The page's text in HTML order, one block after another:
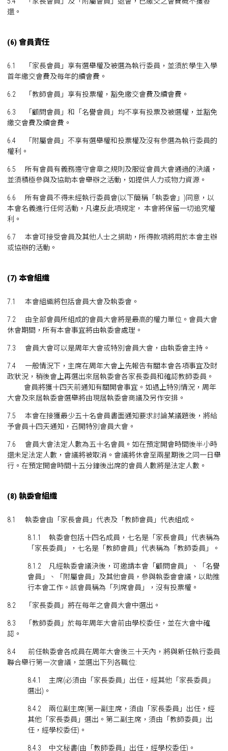
還。
(6) 會員責任
6.1 「家長會員」享有選舉權及被選為執行委員，並須於學生入學
首年繳交會費及每年的續會費。
6.2 「教師會員」享有投票權，豁免繳交會費及續會費。
6.3 「顧問會員」和「名譽會員」均不享有投票及被選權，並豁免
繳交會費及續會費。
6.4 「附屬會員」不享有選舉權和投票權及沒有參選為執行委員的
權利。
6.5 所有會員有義務遵守會章之規則及服從會員大會通過的決議，
並須積極參與及協助本會舉辦之活動，如提供人力或物力資源。
6.6 所有會員不得未經執行委員會(以下簡稱「執委會」)同意，以
本會名義進行任何活動，凡違反此項規定， 本會將保留一切追究權
利。
6.7 本會可接受會員及其他人士之捐助，所得款項將用於本會主辦
或協辦的活動。
(7) 本會組織
7.1 本會組織將包括會員大會及執委會。
7.2 由全部會員所組成的會員大會將是最高的權力單位。會員大會
休會期間，所有本會事宜將由執委會處理。
7.3 會員大會可以是周年大會或特別會員大會，由執委會主持。
7.4 一般情況下，主席在周年大會上先報告有關本會各項事宜及財
政狀況，稍後會上再選出來屆執委會各家長委員和確認教師委員。
會員將獲十四天前通知有關開會事宜。如遇上特別情況，周年
大會及來屆執委會選舉將由現屆執委會商議及另作安排。
7.5 本會在接獲最少五十名會員書面通知要求討論某議題後，將給
予會員十四天通知，召開特別會員大會。
7.6 會員大會法定人數為五十名會員。如在預定開會時間後半小時
還未足法定人數，會議將被取消。會議將休會至兩星期後之同一日舉
行。在預定開會時間十五分鐘後出席的會員人數將是法定人數。
(8) 執委會組織
8.1 執委會由「家長會員」代表及「教師會員」代表組成。
8.1.1 執委會包括十四名成員，七名是「家長會員」代表稱為
「家長委員」，七名是「教師會員」代表稱為「教師委員」。
8.1.2 凡經執委會議決後，可邀請本會「顧問會員」、「名譽
會員」、「附屬會員」及其他會員，參與執委會會議，以助推
行本會工作。該會員稱為「列席會員」，沒有投票權。
8.2 「家長委員」將在每年之會員大會中選出。
8.3 「教師委員」於每年周年大會前由學校委任，並在大會中確
認。
8.4 前任執委會各成員在周年大會後三十天內，將與新任執行委員
聯合舉行第一次會議，並選出下列各職位:
8.4.1 主席(必須由「家長委員」出任，經其他「家長委員」
選出)。
8.4.2 兩位副主席(第一副主席，須由「家長委員」出任，經
其他「家長委員」選出。第二副主席，須由「教師委員」出
任，經學校委任)。
8.4.3 中文秘書(由「教師委員」出任，經學校委任)。